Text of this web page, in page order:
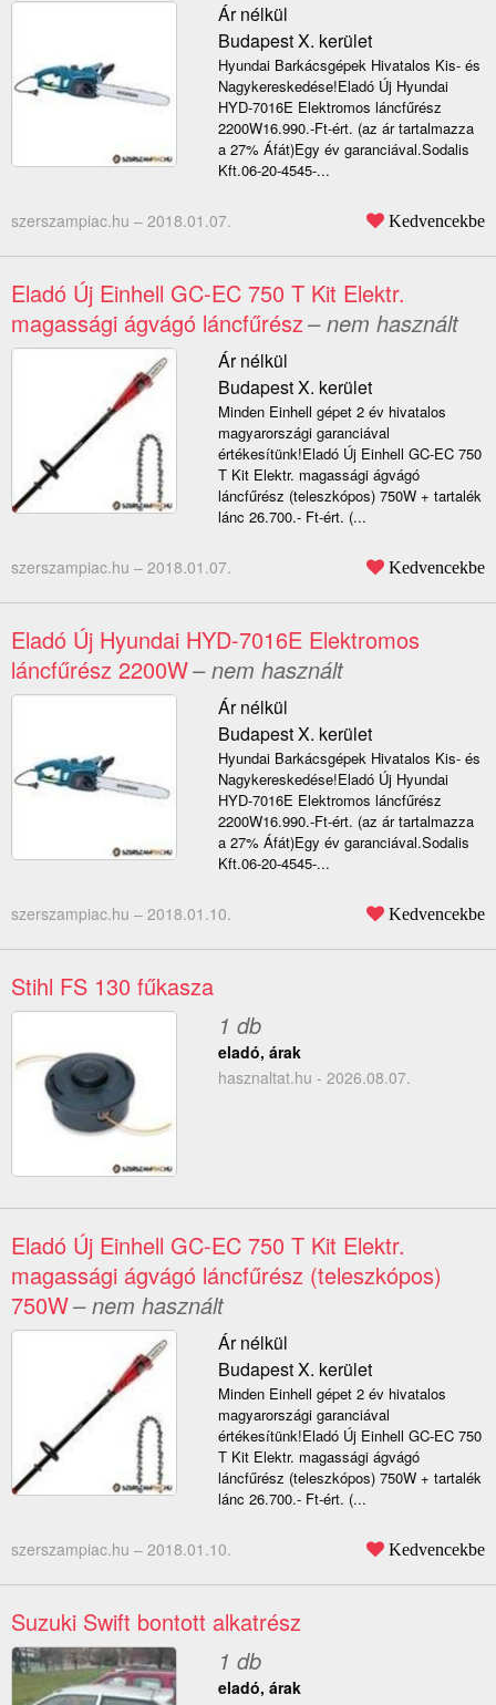
Ár nélkül
Budapest X. kerület
Hyundai Barkácsgépek Hivatalos Kis- és
Nagykereskedése!Eladó Új Hyundai
HYD-7016E Elektromos láncfűrész
2200W16.990.-Ft-ért. (az ár tartalmazza
a 27% Áfát)Egy év garanciával.Sodalis
Kft.06-20-4545-...
szerszampiac.hu – 2018.01.07. Kedvencekbe
Eladó Új Einhell GC-EC 750 T Kit Elektr.
magassági ágvágó láncfűrész– nem használt
Ár nélkül
Budapest X. kerület
Minden Einhell gépet 2 év hivatalos
magyarországi garanciával
értékesítünk!Eladó Új Einhell GC-EC 750
T Kit Elektr. magassági ágvágó
láncfűrész (teleszkópos) 750W + tartalék
lánc 26.700.- Ft-ért. (...
szerszampiac.hu – 2018.01.07. Kedvencekbe
Eladó Új Hyundai HYD-7016E Elektromos
láncfűrész 2200W– nem használt
Ár nélkül
Budapest X. kerület
Hyundai Barkácsgépek Hivatalos Kis- és
Nagykereskedése!Eladó Új Hyundai
HYD-7016E Elektromos láncfűrész
2200W16.990.-Ft-ért. (az ár tartalmazza
a 27% Áfát)Egy év garanciával.Sodalis
Kft.06-20-4545-...
szerszampiac.hu – 2018.01.10. Kedvencekbe
Stihl FS 130 fűkasza
1 db
eladó, árak
hasznaltat.hu - 2026.08.07.
Eladó Új Einhell GC-EC 750 T Kit Elektr.
magassági ágvágó láncfűrész (teleszkópos)
750W– nem használt
Ár nélkül
Budapest X. kerület
Minden Einhell gépet 2 év hivatalos
magyarországi garanciával
értékesítünk!Eladó Új Einhell GC-EC 750
T Kit Elektr. magassági ágvágó
láncfűrész (teleszkópos) 750W + tartalék
lánc 26.700.- Ft-ért. (...
szerszampiac.hu – 2018.01.10. Kedvencekbe
Suzuki Swift bontott alkatrész
1 db
eladó, árak